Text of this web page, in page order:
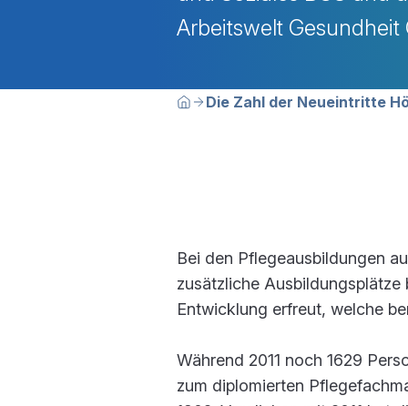
Arbeitswelt Gesundheit
Sie befinden sich hier:
HomeDie Zahl der Neueintritte
Bei den Pflegeausbildungen
zusätzliche
Entwicklung erfreut, welche
Während 2011 noch 1629
zum diplomierten